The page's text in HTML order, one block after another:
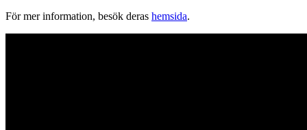
För mer information, besök deras hemsida.